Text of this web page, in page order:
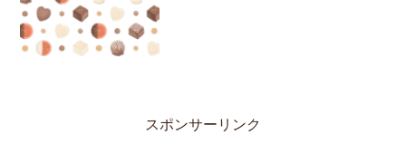
スポンサーリンク